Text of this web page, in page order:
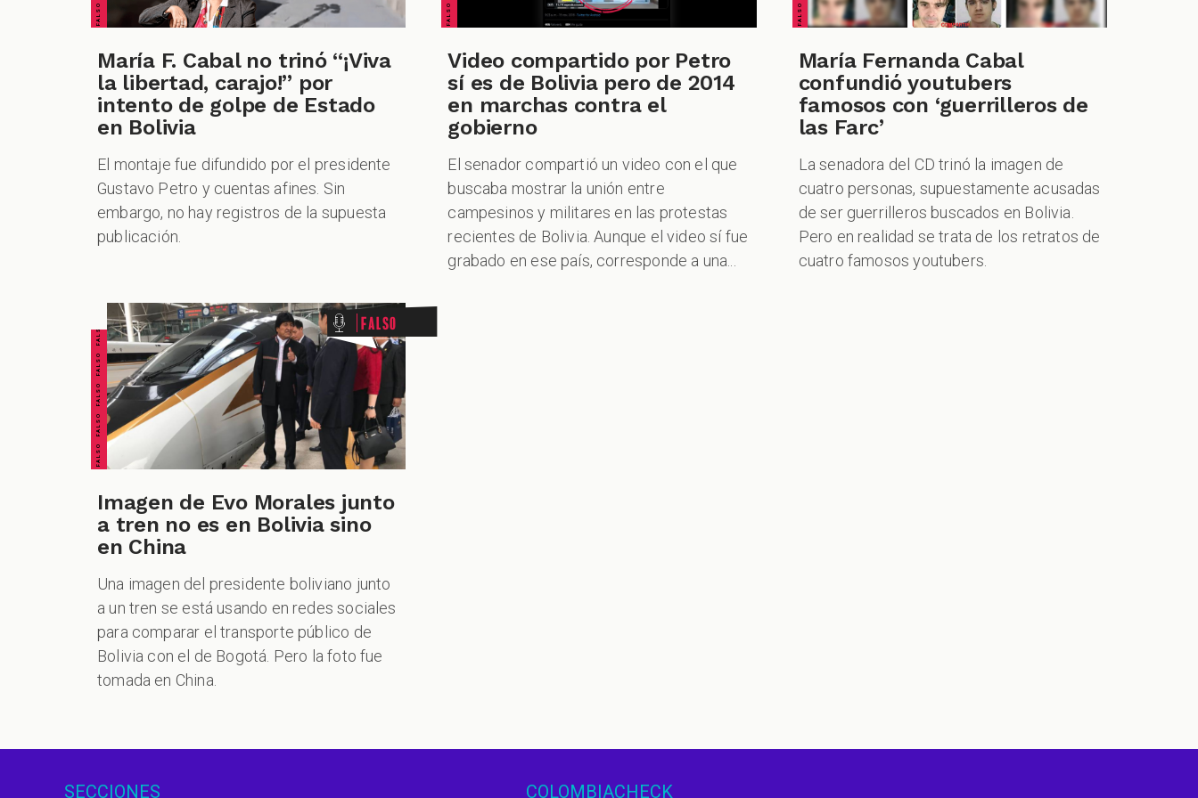
María F. Cabal no trinó “¡Viva
la libertad, carajo!” por
intento de golpe de Estado
en Bolivia
El montaje fue difundido por el presidente
Gustavo Petro y cuentas afines. Sin
embargo, no hay registros de la supuesta
publicación.
Video compartido por Petro
sí es de Bolivia pero de 2014
en marchas contra el
gobierno
El senador compartió un video con el que
buscaba mostrar la unión entre
campesinos y militares en las protestas
recientes de Bolivia. Aunque el video sí fue
grabado en ese país, corresponde a una...
María Fernanda Cabal
confundió youtubers
famosos con ‘guerrilleros de
las Farc’
La senadora del CD trinó la imagen de
cuatro personas, supuestamente acusadas
de ser guerrilleros buscados en Bolivia.
Pero en realidad se trata de los retratos de
cuatro famosos youtubers.
FALSO FALSO FALSO FALSO FALSO FALSO FALSO Falso
Imagen de Evo Morales junto
a tren no es en Bolivia sino
en China
Una imagen del presidente boliviano junto
a un tren se está usando en redes sociales
para comparar el transporte público de
Bolivia con el de Bogotá. Pero la foto fue
tomada en China.
SECCIONES COLOMBIACHECK